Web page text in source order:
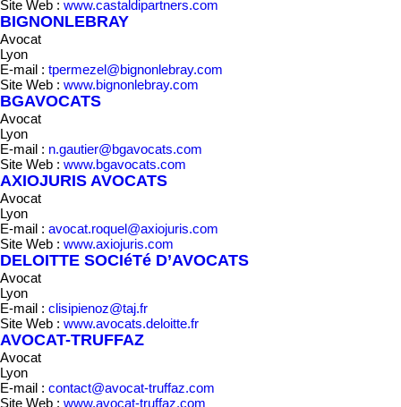
Site Web : www.castaldipartners.com
BIGNONLEBRAY
Avocat
Lyon
E-mail : tpermezel@bignonlebray.com
Site Web : www.bignonlebray.com
BGAVOCATS
Avocat
Lyon
E-mail : n.gautier@bgavocats.com
Site Web : www.bgavocats.com
AXIOJURIS AVOCATS
Avocat
Lyon
E-mail : avocat.roquel@axiojuris.com
Site Web : www.axiojuris.com
DELOITTE SOCIéTé D’AVOCATS
Avocat
Lyon
E-mail : clisipienoz@taj.fr
Site Web : www.avocats.deloitte.fr
AVOCAT-TRUFFAZ
Avocat
Lyon
E-mail : contact@avocat-truffaz.com
Site Web : www.avocat-truffaz.com